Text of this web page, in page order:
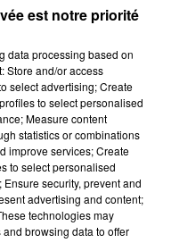
est notre priorité
data processing based on
Store and/or access
select advertising; Create
to select personalised
Measure content
statistics or combinations
improve services; Create
to select personalised
security, prevent and
advertising and content;
technologies may
browsing data to offer